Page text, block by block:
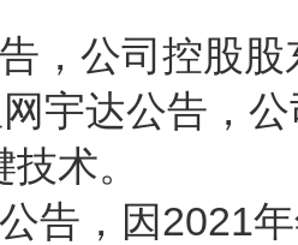
，公司控股
宇达公告，
术。
告，因2021